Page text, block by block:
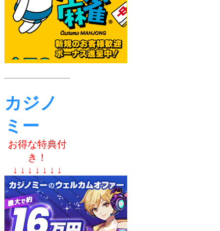
カジノ
ミー
お得な特典付
き！
↓ ↓ ↓ ↓ ↓ ↓ ↓